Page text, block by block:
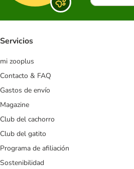
Servicios
mi zooplus
Contacto & FAQ
Gastos de envío
Magazine
Club del cachorro
Club del gatito
Programa de afiliación
Sostenibilidad